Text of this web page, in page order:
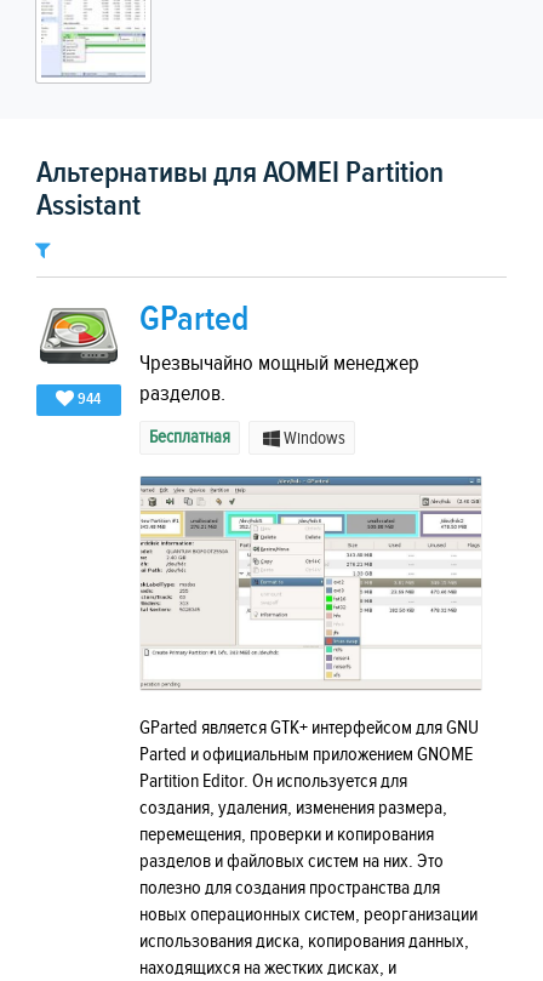
Альтернативы для AOMEI Partition
Assistant
944
GParted
Чрезвычайно мощный менеджер
разделов.
Бесплатная Windows
GParted является GTK+ интерфейсом для GNU
Parted и официальным приложением GNOME
Partition Editor. Он используется для
создания, удаления, изменения размера,
перемещения, проверки и копирования
разделов и файловых систем на них. Это
полезно для создания пространства для
новых операционных систем, реорганизации
использования диска, копирования данных,
находящихся на жестких дисках, и